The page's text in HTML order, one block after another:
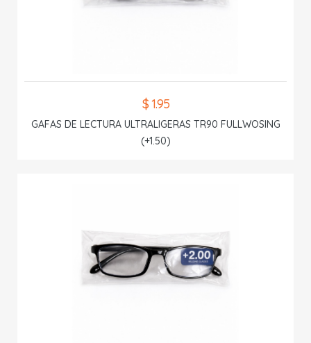
$ 1.95
GAFAS DE LECTURA ULTRALIGERAS TR90 FULLWOSING
(+1.50)